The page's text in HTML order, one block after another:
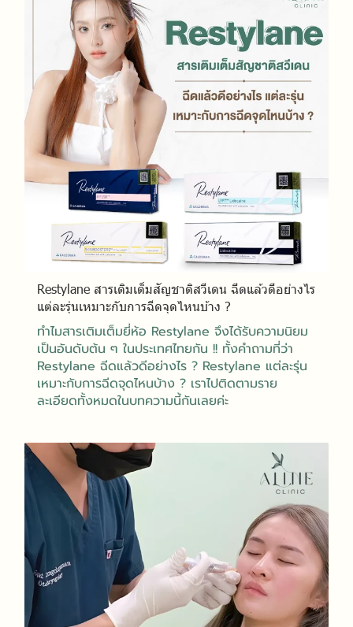
Restylane สารเติมเต็มสัญชาติสวีเดน ฉีดแล้วดีอย่างไร
แต่ละรุ่นเหมาะกับการฉีดจุดไหนบ้าง ?
ทำไมสารเติมเต็มยี่ห้อ Restylane จึงได้รับความนิยม
เป็นอันดับต้น ๆ ในประเทศไทยกัน !! ทั้งคำถามที่ว่า
Restylane ฉีดแล้วดีอย่างไร ? Restylane แต่ละรุ่น
เหมาะกับการฉีดจุดไหนบ้าง ? เราไปติดตามราย
ละเอียดทั้งหมดในบทความนี้กันเลยค่ะ